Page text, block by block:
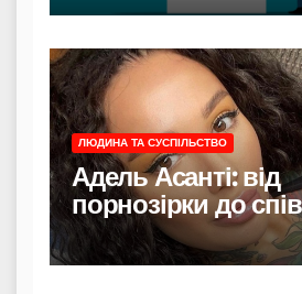
ЛЮДИНА ТА СУСПІЛЬСТВО
Адель Асанті: від
порнозірки до
хітами на радіо